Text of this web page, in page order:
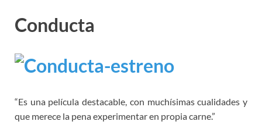
Conducta
“Es una película destacable, con muchísimas cualidades y
que merece la pena experimentar en propia carne.”